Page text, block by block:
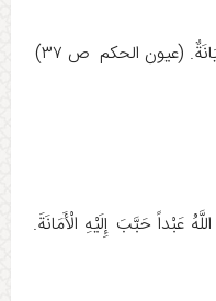
(عيون الحكم ص ۳۷)
عَبْداً حَبَّبَ إِلَيْهِ الْأَمَانَةَ.